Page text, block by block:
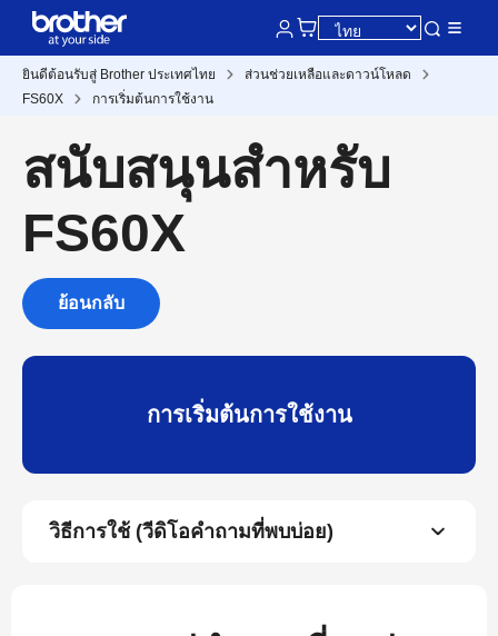
ยินดีต้อนรับสู่ Brother ประเทศไทย
ส่วนช่วยเหลือและดาวน์โหลด
FS60X
การเริ่มต้นการใช้งาน
สนับสนุนสำหรับ
FS60X
ย้อนกลับ
การเริ่มต้นการใช้งาน
วิธีการใช้ (วีดิโอคำถามที่พบบ่อย)